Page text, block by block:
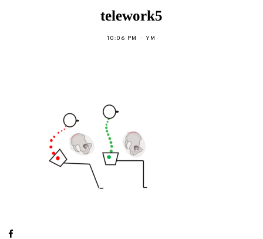
telework5
10:06 PM YM